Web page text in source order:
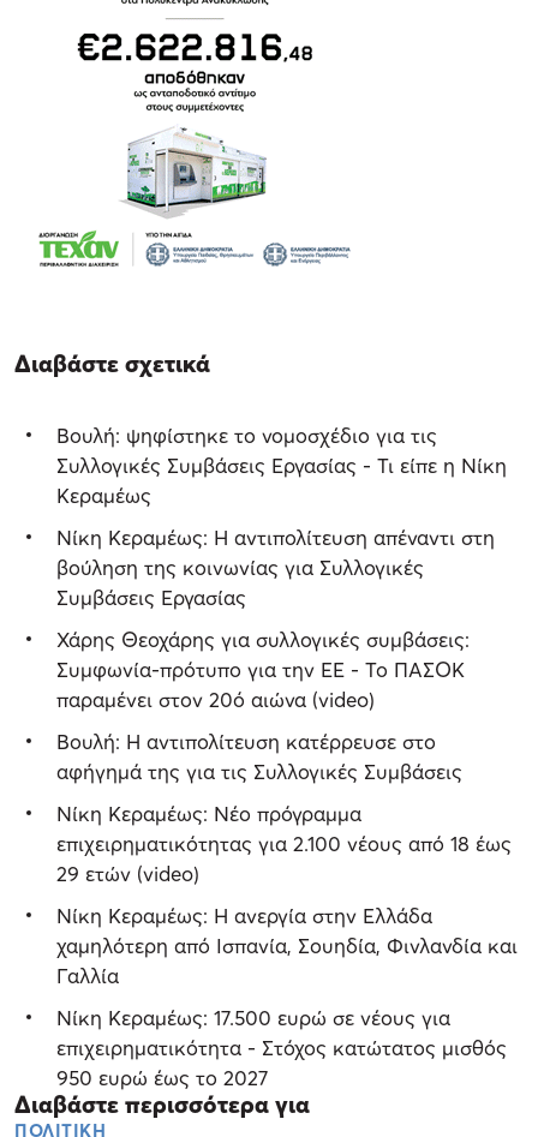
Διαβάστε σχετικά
Βουλή: ψηφίστηκε το νομοσχέδιο για τις
Συλλογικές Συμβάσεις Εργασίας - Τι είπε η Νίκη
Κεραμέως
Νίκη Κεραμέως: Η αντιπολίτευση απέναντι στη
βούληση της κοινωνίας για Συλλογικές
Συμβάσεις Εργασίας
Χάρης Θεοχάρης για συλλογικές συμβάσεις:
Συμφωνία-πρότυπο για την ΕΕ - Το ΠΑΣΟΚ
παραμένει στον 20ό αιώνα (video)
Βουλή: Η αντιπολίτευση κατέρρευσε στο
αφήγημά της για τις Συλλογικές Συμβάσεις
Nίκη Κεραμέως: Νέο πρόγραμμα
επιχειρηματικότητας για 2.100 νέους από 18 έως
29 ετών (video)
Νίκη Κεραμέως: Η ανεργία στην Ελλάδα
χαμηλότερη από Ισπανία, Σουηδία, Φινλανδία και
Γαλλία
Νίκη Κεραμέως: 17.500 ευρώ σε νέους για
επιχειρηματικότητα - Στόχος κατώτατος μισθός
950 ευρώ έως το 2027
Διαβάστε περισσότερα για
ΠΟΛΙΤΙΚΗ